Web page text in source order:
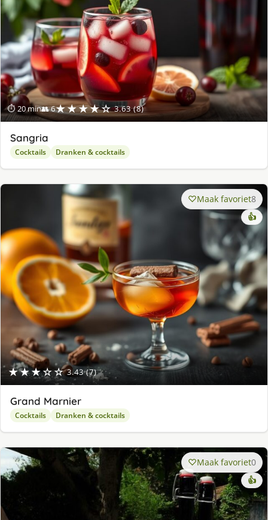
⏱ 20 min👥 6★★★★☆ 3.63 (8)
Sangria
Cocktails Dranken & cocktails
★★★☆☆ 3.43 (7)
Maak favoriet8
👍
Grand Marnier
Cocktails Dranken & cocktails
Maak favoriet0
👍